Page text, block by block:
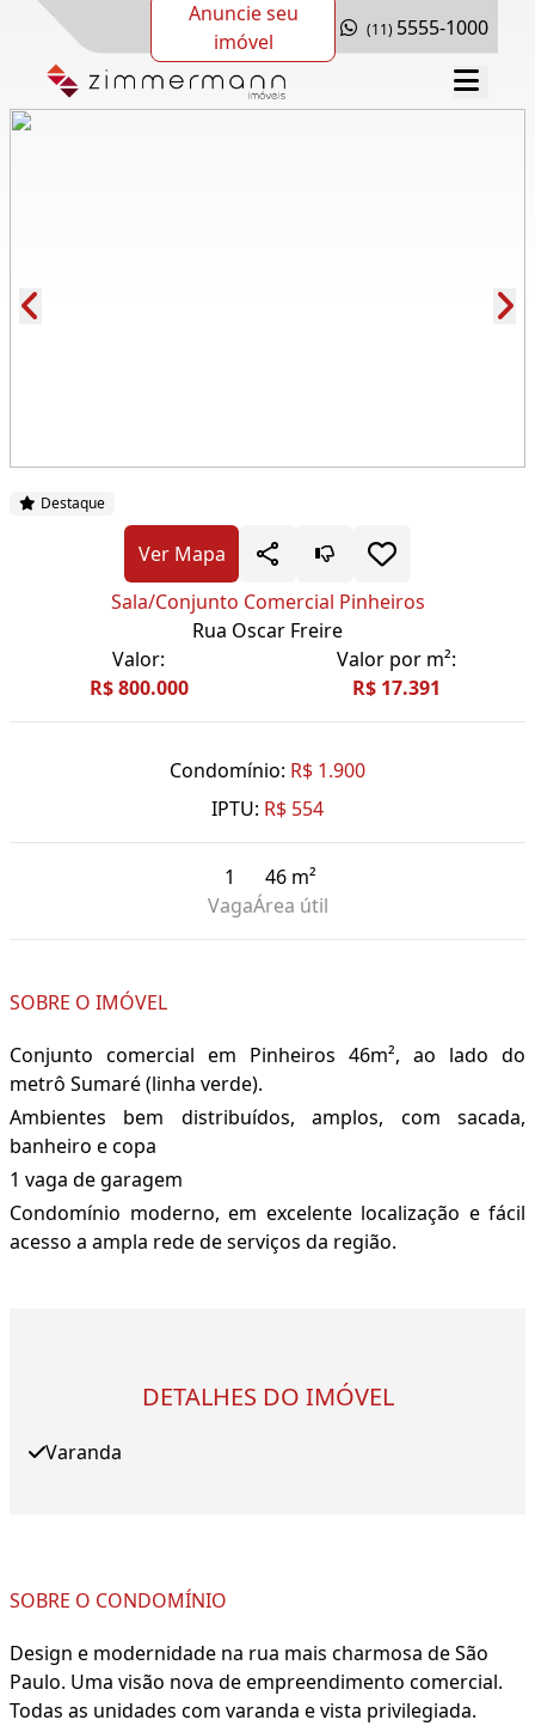
Anuncie seu
imóvel
(11) 5555-1000
Destaque
Ver Mapa
Sala/Conjunto Comercial Pinheiros
Rua Oscar Freire
Valor:
R$ 800.000
Valor por m²:
R$ 17.391
Condomínio: R$ 1.900
IPTU: R$ 554
1
Vaga
46 m²
Área útil
SOBRE O IMÓVEL
Conjunto comercial em Pinheiros 46m², ao lado do
metrô Sumaré (linha verde).
Ambientes bem distribuídos, amplos, com sacada,
banheiro e copa
1 vaga de garagem
Condomínio moderno, em excelente localização e fácil
acesso a ampla rede de serviços da região.
DETALHES DO IMÓVEL
Varanda
SOBRE O CONDOMÍNIO
Design e modernidade na rua mais charmosa de São
Paulo. Uma visão nova de empreendimento comercial.
Todas as unidades com varanda e vista privilegiada.